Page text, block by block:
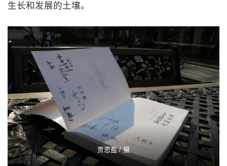
生长和发展的土壤。
贾思盈 / 摄